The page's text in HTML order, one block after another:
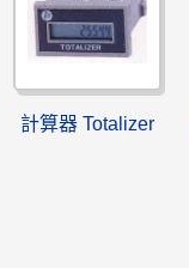
計算器 Totalizer